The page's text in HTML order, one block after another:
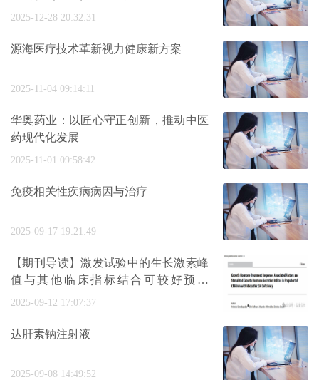
2025-12-28 20:32:31
源海医疗技术革新视力健康新方案
2025-11-04 09:14:11
华奥药业：以匠心守正创新，推动中医
药现代化发展
2025-11-01 09:58:42
免疫相关性疾病病因与治疗
2025-09-17 19:21:49
【期刊导读】激发试验中的生长激素峰
值与其他临床指标结合可较好预测
IGHD儿
2025-09-12 17:07:37
达肝素钠注射液
2025-09-08 14:49:52